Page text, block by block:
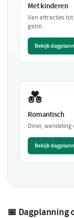
Met kinderen
Van attracties
gezin.
Bekijk
💑
Romantisch
Diner, wandeling
Bekijk
📅 Dagplanning